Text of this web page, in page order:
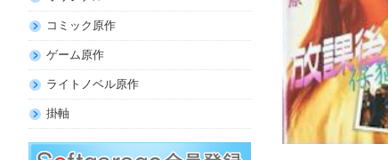
コミック原作
ゲーム原作
ライトノベル原作
掛軸